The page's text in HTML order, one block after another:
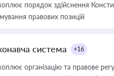
порядок здійснення
правових позицій
система +16
організацію та правове